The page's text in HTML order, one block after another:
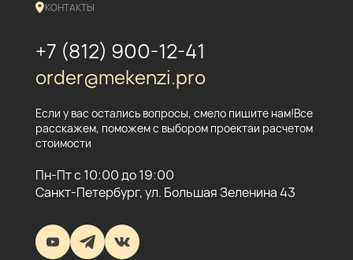
КОНТАКТЫ
+7 (812) 900-12-41
order@mekenzi.pro
Если у вас остались вопросы, смело пишите нам!Все
расскажем, поможем с выбором проектаи расчетом
стоимости
Пн-Пт с 10:00 до 19:00
Санкт-Петербург, ул. Большая Зеленина 43